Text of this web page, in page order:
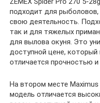
подходит для
свою деятельность.
так и для тяжелых
для вылова окуня. Это
доступной цене,
отличается прочностью
На втором месте Maximus
модель отличается